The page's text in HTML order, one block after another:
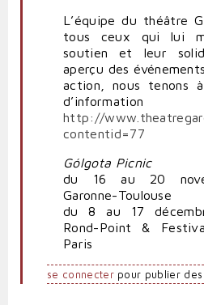
L’équipe du théâtre
tous ceux qui lui
soutien et leur
aperçu des
action, nous tenons
d’information
http://
contentid=77
Gólgota Picnic
du 16 au 20
Garonne-Toulouse
du 8 au 17
Rond-Point &
Paris
se connecterpour publier des